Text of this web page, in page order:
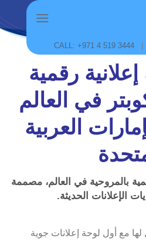
CALL: +971 4 519 3444
رقمية
في العالم
العربية
بالمروحية في العالم، مصممة
الإعلانات الحديثة.
لها مع أول لوحة إعلانات جوية